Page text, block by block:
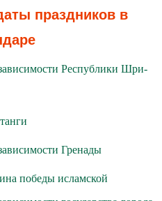
праздников в
Республики Шри-
Гренады
победы исламской